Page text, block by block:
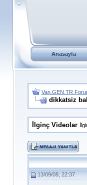
Anasayfa
Van.GEN.TR
dikkatsiz
İlginç Videolar
13/09/08, 22:37